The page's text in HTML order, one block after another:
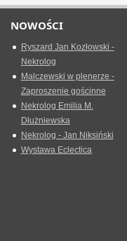
NOWOŚCI
Ryszard Jan Kozłowski -
Nekrolog
Malczewski w plenerze -
Zaproszenie gościnne
Nekrolog Emilia M.
Dłużniewska
Nekrolog - Jan Niksiński
Wystawa Eclectica